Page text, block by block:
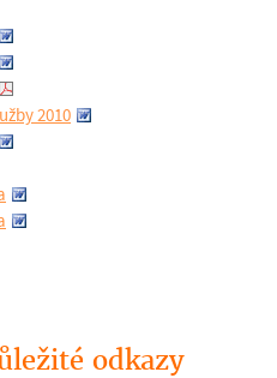
2010
odkazy